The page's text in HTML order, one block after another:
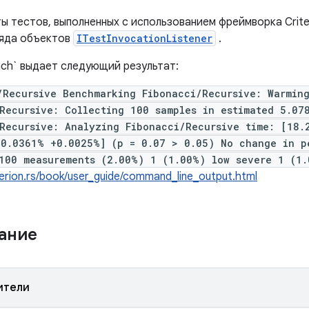
тестов, выполненных с использованием фреймворка
объектов ITestInvocationListener .
выдает следующий результат:
Benchmarking Fibonacci/Recursive:
Recursive: Collecting 100 samples in estimated
Analyzing Fibonacci/Recursive time:
+0.0025%] (p = 0.07 > 0.05) No change in
measurements (2.00%) 1 (1.00%) low severe 1
book/user_guide/command_line_output.html